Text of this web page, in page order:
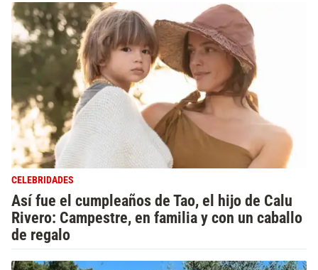
CELEBRIDADES
Así fue el cumpleaños de Tao, el hijo de Calu
Rivero: Campestre, en familia y con un caballo
de regalo